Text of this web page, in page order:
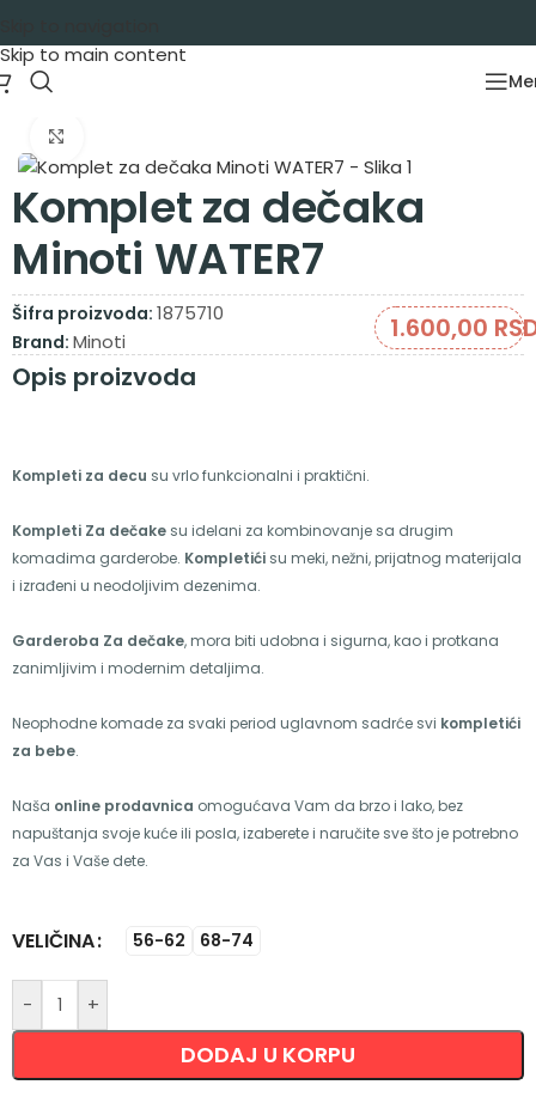
Skip to main content
Komplet za dečaka
Minoti WATER7
Šifra proizvoda: 1875710
Brand: Minoti 1.600,00
Opis proizvoda
Kompleti za decu su vrlo funkcionalni i praktični.
Kompleti Za dečake su idelani za kombinovanje sa drugim
komadima garderobe. Kompletići su meki, nežni, prijatnog materijala
i izrađeni u neodoljivim dezenima.
Garderoba Za dečake, mora biti udobna i sigurna, kao i protkana
zanimljivim i modernim detaljima.
Neophodne komade za svaki period uglavnom sadrće svi kompletići
za bebe.
Naša online prodavnica omogućava Vam da brzo i lako, bez
napuštanja svoje kuće ili posla, izaberete i naručite sve što je potrebno
za Vas i Vaše dete.
VELIČINA 56-62 68-74
- +
DODAJ U KORPU
Alternative: